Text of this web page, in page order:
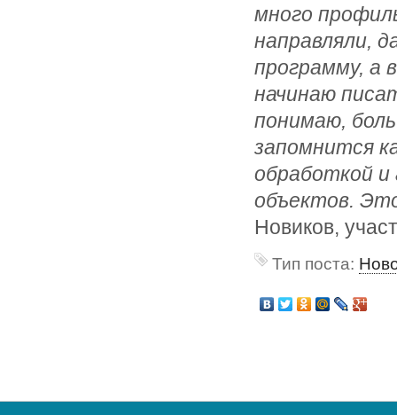
много
направляли,
программу, а
начинаю
понимаю,
запомнится
обработкой и
объектов.
Новиков,
Тип поста: